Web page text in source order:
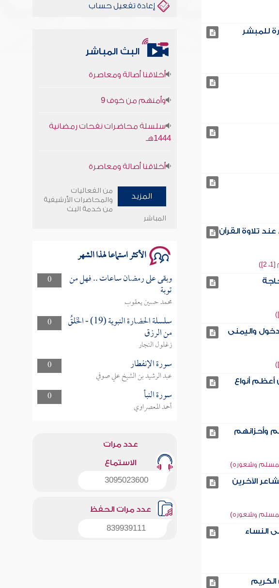
للمبشر
عند تلاوة القرآن
واليمنى
أعظم أنواع
وأحزانهم
وشعوره)
الآخرين
وشعوره)
النساء
الكريم
إعادة تفعيل حساب
البث المباشر
أخلاقنا أصالة ومعاصرة
1444هـ
سلسلة محاضرات نفحات رمضانية
المزيد
من الفعاليات
والمحاضرات الأرشيفية
من خدمة البث
المباشر
الأكثر استماعا لهذا الشهر
0 وبقى على رمضان ساعات .. فهل من
توبة
محمد حسين يعقوب
0
سلسلة الحضارة النبوية (19) - الخَلقُ
من الرزق
زغلول النجار
0
سورة الإنفطار
عبد الرشيد بن الشيخ علي صوفي
0
سورة النبأ
أحمد المعصراوي
عدد مرات
الاستماع
3095023600
عدد مرات الحفظ
839939111